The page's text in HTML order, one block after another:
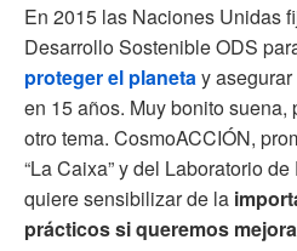
En 2015 las Naciones Unidas
Desarrollo Sostenible ODS
proteger el planetay
en 15 años. Muy bonito
otro tema. CosmoACCIÓN,
“La Caixa” y del Laboratorio
quiere sensibilizar de la
prácticos si queremos